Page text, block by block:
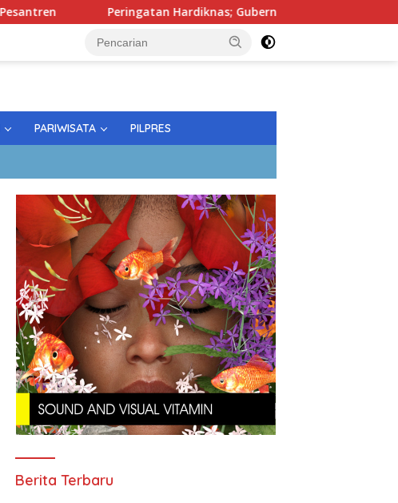
Peringatan Hardiknas; Gubernur Tekankan Kualitas Pendidikan
PARIWISATA PILPRES
Berita Terbaru